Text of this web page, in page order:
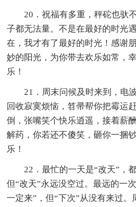
20．祝福有多重，秤砣也驮
子都无法量。不是在最好的时光
在，我才有了最好的时光！感谢
妙的阳光，为你带去欢乐如常，
乐！
21．周末问候及时来到，电
回收寂寞烦恼，笤帚帮你把霉运
倒，张嘴笑个快乐逍遥，接着薪
解药，你若还不傻笑，砸你一捆
乐！
22．最忙的一天是“改天”，
但“改天”永远没空过。最远的一
一定来”，但“下次”从没有来过。